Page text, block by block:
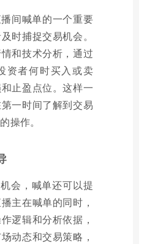
间喊单的一个重要
时捕捉交易机会。
和技术分析，通过
资者何时买入或卖
止盈点位。这样一
一时间了解到交易
操作。
会，喊单还可以提
主在喊单的同时，
逻辑和分析依据，
动态和交易策略，